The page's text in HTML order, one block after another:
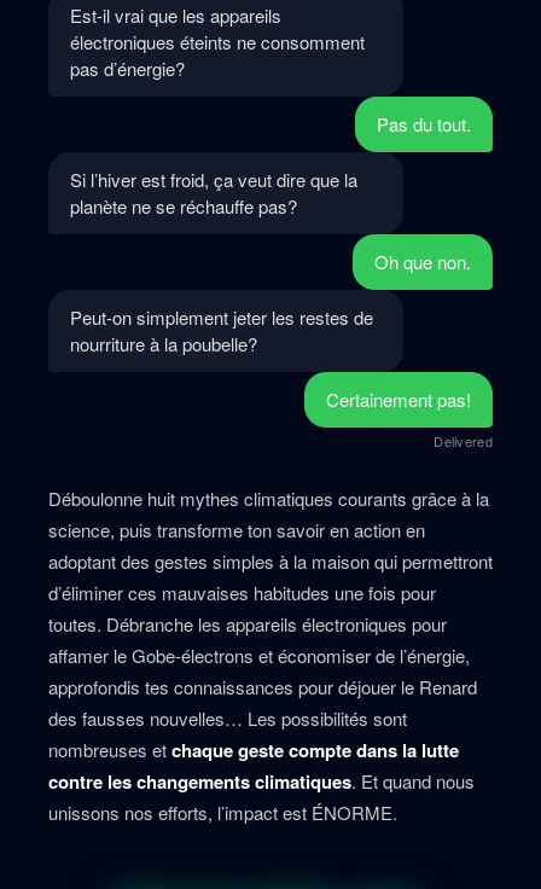
Est-il vrai que les appareils
électroniques éteints ne consomment
pas d’énergie?
Pas du tout.
Si l’hiver est froid, ça veut dire que la
planète ne se réchauffe pas?
Oh que non.
Peut-on simplement jeter les restes de
nourriture à la poubelle?
Certainement pas!
Delivered
Déboulonne huit mythes climatiques courants grâce à la
science, puis transforme ton savoir en action en
adoptant des gestes simples à la maison qui permettront
d’éliminer ces mauvaises habitudes une fois pour
toutes. Débranche les appareils électroniques pour
affamer le Gobe-électrons et économiser de l’énergie,
approfondis tes connaissances pour déjouer le Renard
des fausses nouvelles… Les possibilités sont
nombreuses etchaque geste compte dans la lutte
contre les changements climatiques. Et quand nous
unissons nos efforts, l’impact est ÉNORME.